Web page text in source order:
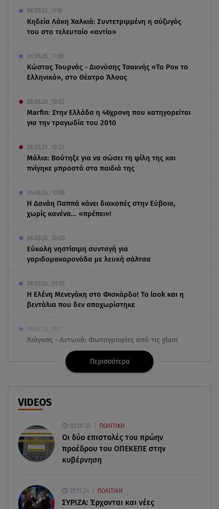
06.08.26 , 11:16
Κηδεία Λάκη Χαλκιά: Συντετριμμένη η σύζυγός
του στο τελευταίο «αντίο»
06.08.26 , 11:00
Κώστας Τουρνάς - Διονύσης Τσακνής «Το Ροκ το
Ελληνικό», στο Θέατρο Άλσος
06.08.26 , 10:52
Marfin: Στην Ελλάδα η 46χρονη που κατηγορείται
για την τραγωδία του 2010
06.08.26 , 10:33
Μάλια: Βούτηξε για να σώσει τη φίλη της και
πνίγηκε μπροστά στα παιδιά της
06.08.26 , 10:06
Η Δανάη Παππά κάνει διακοπές στην Εύβοια,
χωρίς κανένα... «πρέπει»!
06.08.26 , 10:00
Eύκολη νηστίσιμη συνταγή για
γαριδομακαρονάδα με λευκή σάλτσα
06.08.26 , 09:56
Η Ελένη Μενεγάκη στο Φισκάρδο! Το look και η
βεντάλια που δεν αποχωρίστηκε
06.08.26 , 09:17
Λιάγκας - Αντωνά: Φωτογραφίες από τις glam
διακοπές τους στη Μύκονο
Σάκης Ρουβάς: Άφησε τη σκηνή και φόρεσε
Nissan Qashqai e-POWER: Ρεκόρ Guinness για
την αυτονομία του
γενέθλια που δεν θα με πάρεις τηλέφωνο»
Περισσότερα
VIDEOS
02.07.25 ΠΟΛΙΤΙΚΗ
Οι δύο επιστολές του πρώην
προέδρου του ΟΠΕΚΕΠE στην
κυβέρνηση
25.11.24 ΠΟΛΙΤΙΚΗ
ΣΥΡΙΖΑ: Έρχονται και νέες